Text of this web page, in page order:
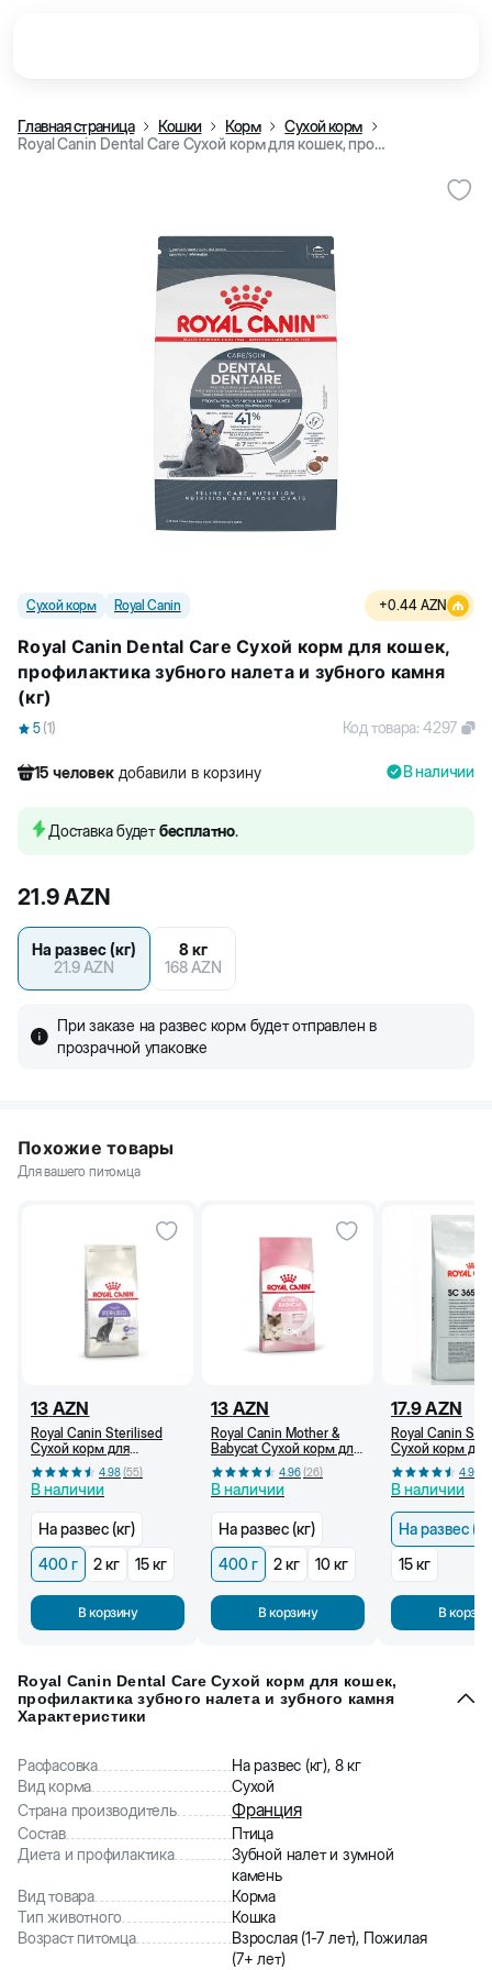
Главная страница Кошки Корм
Сухой корм
Royal Canin Dental Care Сухой корм для кошек, профилактика зубного налета и зубного камня (кг)
Сухой корм Royal Canin +0.44 AZN
Royal Canin Dental Care Сухой корм для кошек,
профилактика зубного налета и зубного камня
(кг)
5 (1) Код товара:4297
15 человек добавили в корзину
75 человек купили товар
В наличии
Доставка будетбесплатно.
21.9AZN
На развес (кг)
21.9AZN
8 кг
168AZN
При заказе на развес корм будет отправлен в
прозрачной упаковке
Похожие товары
Для вашего питомца
13 AZN
Royal Canin Sterilised
Сухой корм для
стерилизованных
кошек, от 1 года, 400 г
4.98(55)
В наличии
На развес (кг)
400 г
2 кг 15 кг
В корзину
13 AZN
Royal Canin Mother &
Babycat Сухой корм для
беременных и
кормящих кошек и
котят (400 г)
4.96(26)
В наличии
На развес (кг)
400 г
2 кг 10 кг
В корзину
17.9AZN
Royal Canin
Сухой корм
от 1 года (кг)4.96
В наличии
На развес
15 кг
В
Royal Canin Dental Care Сухой корм для кошек,
профилактика зубного налета и зубного камня
Характеристики
Расфасовка
На развес (кг), 8 кг
Вид корма
Сухой
Страна производитель
Франция
Состав
Птица
Диета и профилактика
Зубной налет и зумной
камень
Вид товара
Корма
Тип животного
Кошка
Возраст питомца
Взрослая (1-7 лет), Пожилая
(7+ лет)